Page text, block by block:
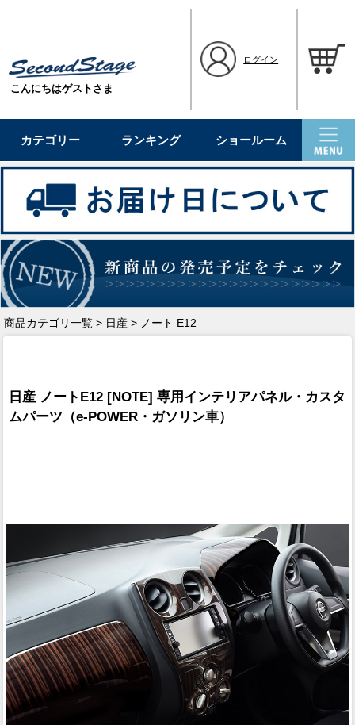
こんにちはゲストさま
ログイン
カテゴリー ランキング ショールーム
商品カテゴリ一覧 > 日産 > ノート E12
日産 ノートE12 [NOTE] 専用インテリアパネル・カスタ
ムパーツ（e-POWER・ガソリン車）